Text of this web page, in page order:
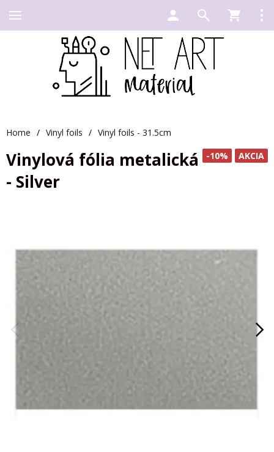
Home / Vinyl foils / Vinyl foils - 31.5cm
AKCIA
-10%
Vinylová fólia metalická
- Silver